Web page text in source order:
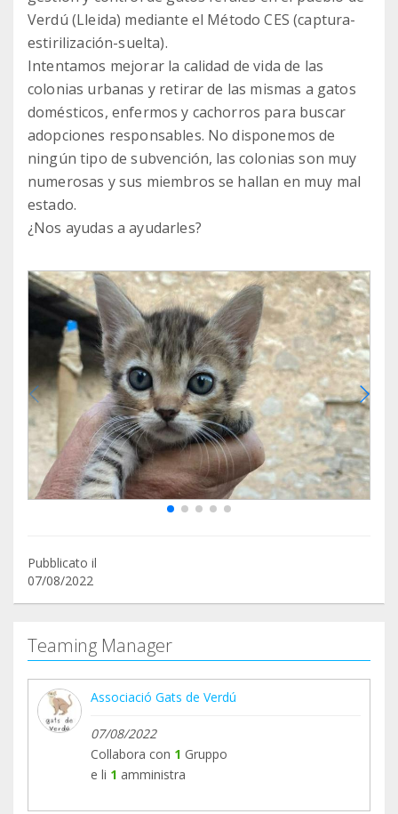
Verdú (Lleida) mediante el Método CES (captura-
estirilización-suelta).
Intentamos mejorar la calidad de vida de las
colonias urbanas y retirar de las mismas a gatos
domésticos, enfermos y cachorros para buscar
adopciones responsables. No disponemos de
ningún tipo de subvención, las colonias son muy
numerosas y sus miembros se hallan en muy mal
estado.
¿Nos ayudas a ayudarles?
Pubblicato il
07/08/2022
Teaming Manager
Associació Gats de Verdú
07/08/2022
Collabora con 1 Gruppo
e li 1 amministra